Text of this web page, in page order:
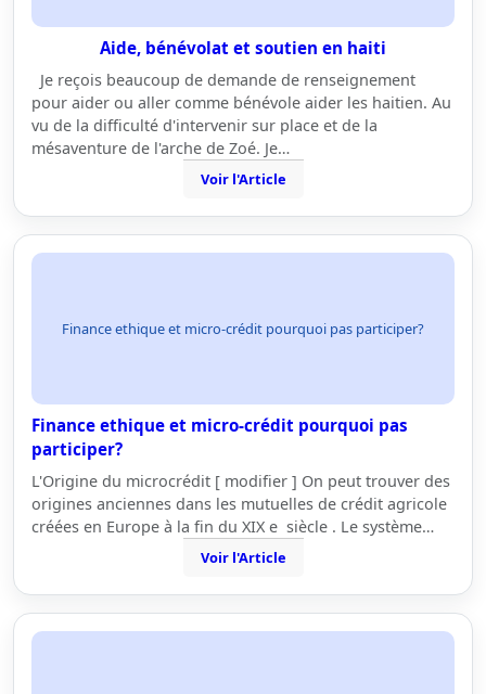
Aide, bénévolat et soutien en haiti
Je reçois beaucoup de demande de renseignement
pour aider ou aller comme bénévole aider les haitien. Au
vu de la difficulté d'intervenir sur place et de la
mésaventure de l'arche de Zoé. Je…
Voir l'Article
Finance ethique et micro-crédit pourquoi pas participer?
Finance ethique et micro-crédit pourquoi pas
participer?
L'Origine du microcrédit [ modifier ] On peut trouver des
origines anciennes dans les mutuelles de crédit agricole
créées en Europe à la fin du XIX e siècle . Le système…
Voir l'Article